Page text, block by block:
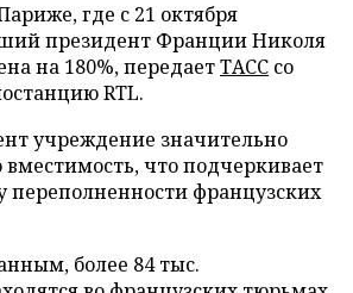
где с 21 октября
президент Франции Николя
на 180%, передаетТАСС со
RTL.
учреждение значительно
что подчеркивает
переполненности французских
более 84 тыс.